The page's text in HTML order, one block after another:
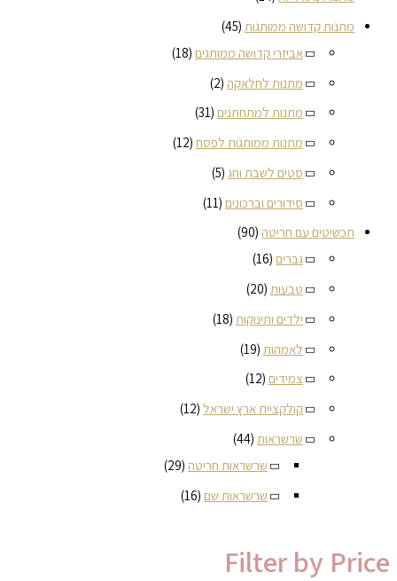
מתנות קדושה ממותגות (45)
אביזרי קדושה ממותגים (18)
מתנות לחלאקה (2)
מתנות למתחתנים (31)
מתנות ממותגות לפסח (12)
סטים לשבת וחג (5)
סידורים וברכונים (11)
תכשיטים עם חריטה (90)
גברים (16)
טבעות (20)
ילדים ותינוקות (18)
לאמהות (19)
צמידים (12)
קולקציית ארץ ישראל (12)
שרשראות (44)
שרשראות חריטה (29)
שרשראות שם (16)
Filter by Price